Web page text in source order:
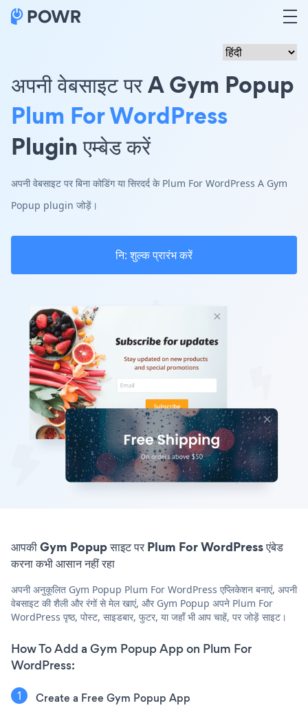
अपनी वेबसाइट पर A Gym Popup
Plum For WordPress
Plugin एम्बेड करें
अपनी वेबसाइट पर बिना कोडिंग या सिरदर्द के Plum For WordPress A Gym
Popup plugin जोड़ें।
नि: शुल्क प्रारंभ करें
आपकी Gym Popup साइट पर Plum For WordPress एंबेड
करना कभी आसान नहीं रहा
अपनी अनुकूलित Gym Popup Plum For WordPress एप्लिकेशन बनाएं, अपनी
वेबसाइट की शैली और रंगों से मेल खाएं, और Gym Popup अपने Plum For
WordPress पृष्ठ, पोस्ट, साइडबार, फुटर, या जहाँ भी आप चाहें, पर जोड़ें साइट।
How To Add a Gym Popup App on Plum For
WordPress:
Create a Free Gym Popup App